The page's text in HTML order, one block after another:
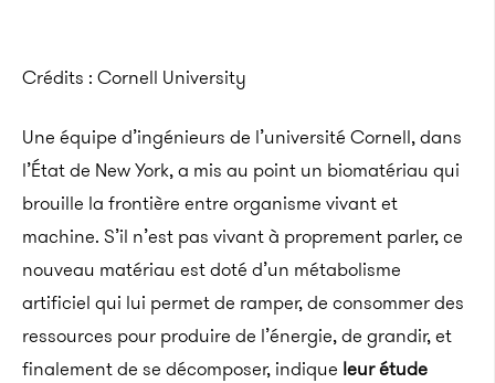
Crédits : Cornell University
Une équipe d’ingénieurs de l’université Cornell, dans
l’État de New York, a mis au point un biomatériau qui
brouille la frontière entre organisme vivant et
machine. S’il n’est pas vivant à proprement parler, ce
nouveau matériau est doté d’un métabolisme
artificiel qui lui permet de ramper, de consommer des
ressources pour produire de l’énergie, de grandir, et
finalement de se décomposer, indique leur étude